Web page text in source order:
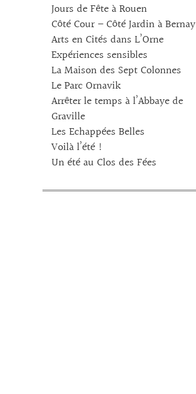
Jours de Fête à Rouen
Côté Cour – Côté Jardin à Bernay
Arts en Cités dans L’Orne
Expériences sensibles
La Maison des Sept Colonnes
Le Parc Ornavik
Arrêter le temps à l’Abbaye de
Graville
Les Echappées Belles
Voilà l’été !
Un été au Clos des Fées